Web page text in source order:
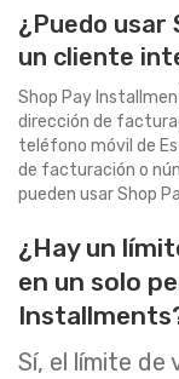
¿Puedo usar
un cliente
Shop Pay
dirección de
teléfono móvil de
de facturación o
pueden usar Shop
¿Hay un
en un solo
Sí, el límite de